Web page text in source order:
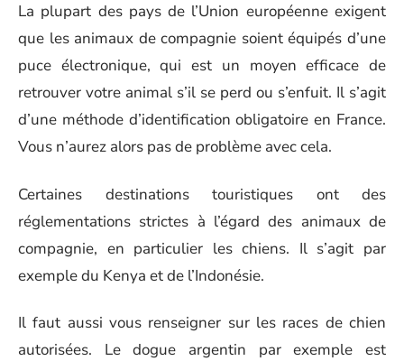
La plupart des pays de l’Union européenne exigent
que les animaux de compagnie soient équipés d’une
puce électronique, qui est un moyen efficace de
retrouver votre animal s’il se perd ou s’enfuit. Il s’agit
d’une méthode d’identification obligatoire en France.
Vous n’aurez alors pas de problème avec cela.
Certaines destinations touristiques ont des
réglementations strictes à l’égard des animaux de
compagnie, en particulier les chiens. Il s’agit par
exemple du Kenya et de l’Indonésie.
Il faut aussi vous renseigner sur les races de chien
autorisées. Le dogue argentin par exemple est